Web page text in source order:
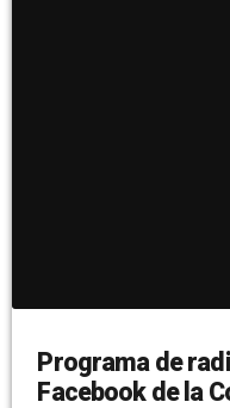
Programa de
Facebook de la